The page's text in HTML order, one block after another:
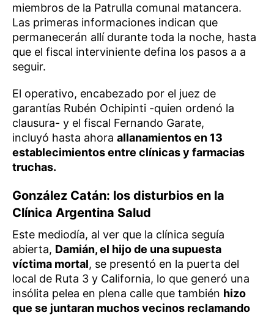
miembros de la Patrulla comunal matancera.
Las primeras informaciones indican que
permanecerán allí durante toda la noche, hasta
que el fiscal interviniente defina los pasos a a
seguir.
El operativo, encabezado por el juez de
garantías Rubén Ochipinti -quien ordenó la
clausura- y el fiscal Fernando Garate,
incluyó hasta ahora allanamientos en 13
establecimientos entre clínicas y farmacias
truchas.
González Catán: los disturbios en la
Clínica Argentina Salud
Este mediodía, al ver que la clínica seguía
abierta, Damián, el hijo de una supuesta
víctima mortal, se presentó en la puerta del
local de Ruta 3 y California, lo que generó una
insólita pelea en plena calle que también hizo
que se juntaran muchos vecinos reclamando